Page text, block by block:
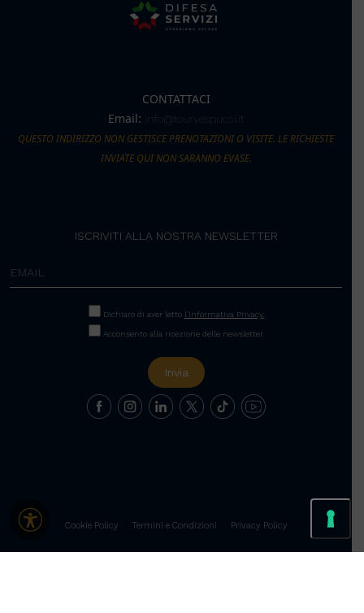
CONTATTACI
Email: info@tourvespucci.it
QUESTO INDIRIZZO NON GESTISCE PRENOTAZIONI O VISITE. LE RICHIESTE
INVIATE QUI NON SARANNO EVASE.
ISCRIVITI ALLA NOSTRA NEWSLETTER
Dichiaro di aver letto l’Informativa Privacy.
Acconsento alla ricezione delle newsletter.
Cookie Policy Termini e Condizioni Privacy Policy